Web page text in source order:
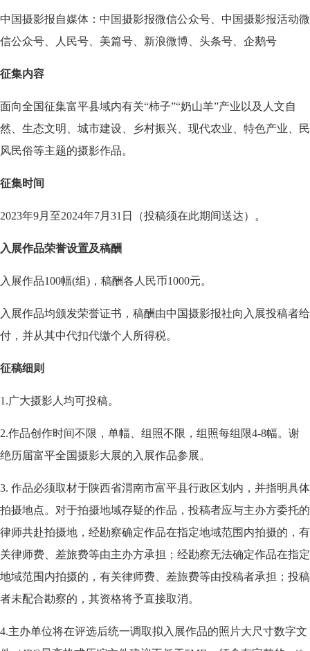
中国摄影报自媒体：中国摄影报微信公众号、中国摄影报活动微
信公众号、人民号、美篇号、新浪微博、头条号、企鹅号
征集内容
面向全国征集富平县域内有关“柿子”“奶山羊”产业以及人文自
然、生态文明、城市建设、乡村振兴、现代农业、特色产业、民
风民俗等主题的摄影作品。
征集时间
2023年9月至2024年7月31日（投稿须在此期间送达）。
入展作品荣誉设置及稿酬
入展作品100幅(组)，稿酬各人民币1000元。
入展作品均颁发荣誉证书，稿酬由中国摄影报社向入展投稿者给
付，并从其中代扣代缴个人所得税。
征稿细则
1.广大摄影人均可投稿。
2.作品创作时间不限，单幅、组照不限，组照每组限4-8幅。谢
绝历届富平全国摄影大展的入展作品参展。
3. 作品必须取材于陕西省渭南市富平县行政区划内，并指明具体
拍摄地点。对于拍摄地域存疑的作品，投稿者应与主办方委托的
律师共赴拍摄地，经勘察确定作品在指定地域范围内拍摄的，有
关律师费、差旅费等由主办方承担；经勘察无法确定作品在指定
地域范围内拍摄的，有关律师费、差旅费等由投稿者承担；投稿
者未配合勘察的，其资格将予直接取消。
4.主办单位将在评选后统一调取拟入展作品的照片大尺寸数字文